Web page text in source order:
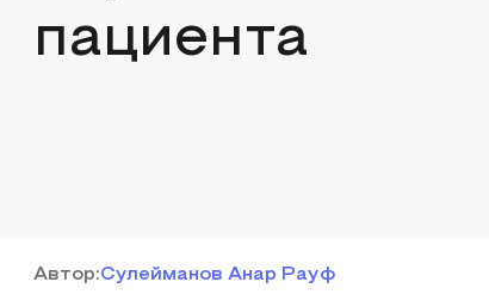
пациента
Автор:Сулейманов Анар Рауф